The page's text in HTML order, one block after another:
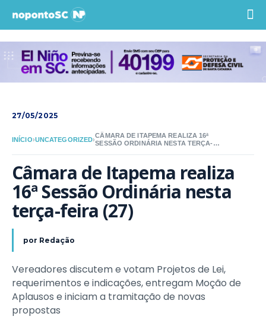
27/05/2025
INÍCIO›UNCATEGORIZED›
CÂMARA DE ITAPEMA REALIZA 16ª
SESSÃO ORDINÁRIA NESTA TERÇA-
Câmara de Itapema realiza
16ª Sessão Ordinária nesta
terça-feira (27)
por Redação
Vereadores discutem e votam Projetos de Lei,
requerimentos e indicações, entregam Moção de
Aplausos e iniciam a tramitação de novas
propostas